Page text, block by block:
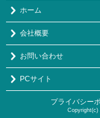
ホーム
会社概要
お問い合わせ
PCサイト
プライバシー
Copyright(c)